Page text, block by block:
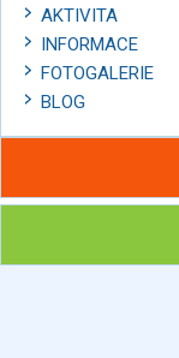
AKTIVITA
INFORMACE
FOTOGALERIE
BLOG
Hubněte s
Chcete poradit s